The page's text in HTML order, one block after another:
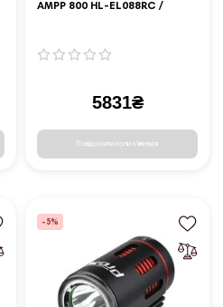
AMPP 800 HL-EL088RC /
5831₴
Повідомити коли з'явиться
-5%